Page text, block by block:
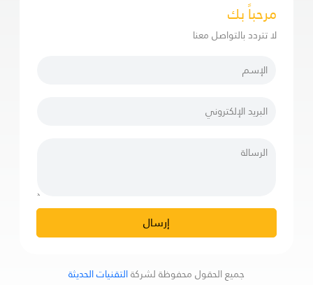
مرحباً بك
لا تتردد بالتواصل معنا
إرسال
جميع الحقول محفوظة لشركةالتقنيات الحديثة